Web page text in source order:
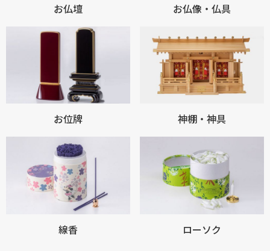
お買い物を続ける カートへ進む
お仏壇 お仏像・仏具
お位牌 神棚・神具
線香 ローソク